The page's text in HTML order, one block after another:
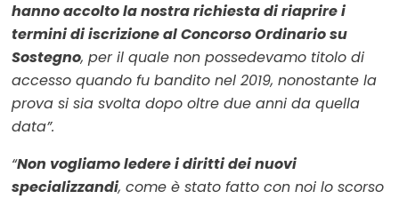
hanno accolto la nostra richiesta di riaprire i
termini di iscrizione al Concorso Ordinario su
Sostegno, per il quale non possedevamo titolo di
accesso quando fu bandito nel 2019, nonostante la
prova si sia svolta dopo oltre due anni da quella
data”.
“Non vogliamo ledere i diritti dei nuovi
specializzandi, come è stato fatto con noi lo scorso